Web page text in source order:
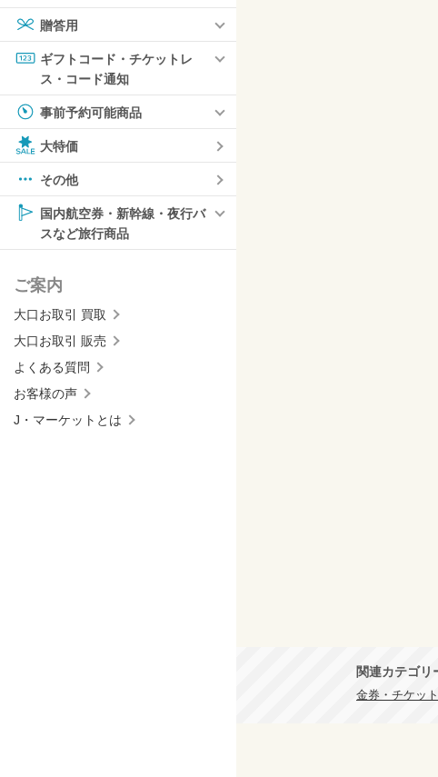
贈答用
ギフトコード・チケットレ
ス・コード通知
事前予約可能商品
大特価
その他
国内航空券・新幹線・夜行バ
スなど旅行商品
ご案内
大口お取引 買取
大口お取引 販売
よくある質問
お客様の声
J・マーケットとは
関連カテゴリ
金券・チケッ